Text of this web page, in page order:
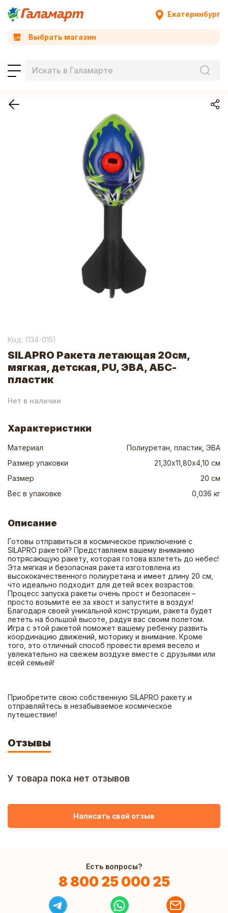
Екатеринбург
Выбрать магазин
Код: (134-015)
SILAPRO Ракета летающая 20см,
мягкая, детская, PU, ЭВА, АБС-
пластик
Нет в наличии
Характеристики
Материал
Полиуретан, пластик, ЭВА
Размер упаковки
21,30х11,80х4,10 см
Размер
20 см
Вес в упаковке
0,036 кг
Описание
Готовы отправиться в космическое приключение с
SILAPRO ракетой? Представляем вашему вниманию
потрясающую ракету, которая готова взлететь до небес!
Эта мягкая и безопасная ракета изготовлена из
высококачественного полиуретана и имеет длину 20 см,
что идеально подходит для детей всех возрастов.
Процесс запуска ракеты очень прост и безопасен –
просто возьмите ее за хвост и запустите в воздух!
Благодаря своей уникальной конструкции, ракета будет
лететь на большой высоте, радуя вас своим полетом.
Игра с этой ракетой поможет вашему ребенку развить
координацию движений, моторику и внимание. Кроме
того, это отличный способ провести время весело и
увлекательно на свежем воздухе вместе с друзьями или
Приобретите свою собственную SILAPRO ракету и
отправляйтесь в незабываемое космическое
путешествие!
Отзывы
У товара пока нет отзывов
Написать свой отзыв
Есть вопросы?
8 800 25 000 25